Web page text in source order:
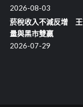
2026-08-03
菸稅收入不減反增 王
量與黑市雙贏
2026-07-29